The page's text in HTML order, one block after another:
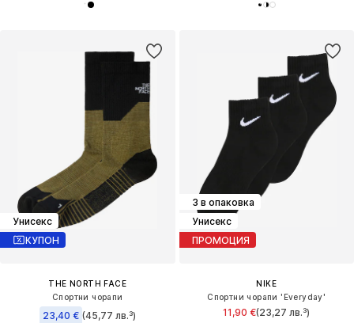
Унисекс
КУПОН
THE NORTH FACE
Спортни чорапи
23,40 € (45,77 лв.³)
3 в опаковка
Унисекс
ПРОМОЦИЯ
NIKE
Спортни чорапи 'Everyday'
11,90 €(23,27 лв.³)